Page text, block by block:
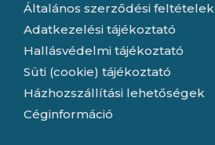
Általános szerződési feltételek
Adatkezelési tájékoztató
Hallásvédelmi tájékoztató
Süti (cookie) tájékoztató
Házhozszállítási lehetőségek
Céginformáció